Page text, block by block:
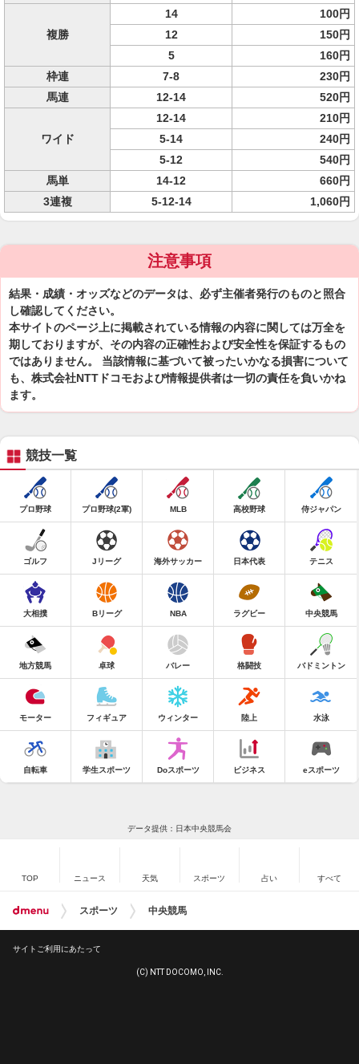
複勝
14
100円
12
150円
5
160円
枠連
7-8
230円
馬連
12-14 520円
ワイド
12-14
210円
5-14
240円
5-12
540円
馬単
14-12
660円
3連複
5-12-14 1,060円
注意事項
結果・成績・オッズなどのデータは、必ず主催者発行のものと照合
し確認してください。
本サイトのページ上に掲載されている情報の内容に関しては万全を
期しておりますが、その内容の正確性および安全性を保証するもの
ではありません。 当該情報に基づいて被ったいかなる損害について
も、株式会社NTTドコモおよび情報提供者は一切の責任を負いかね
ます。
競技一覧
プロ野球 プロ野球(2軍) MLB 高校野球 侍ジャパン
ゴルフ Jリーグ 海外サッカー 日本代表 テニス
大相撲 Bリーグ NBA ラグビー 中央競馬
地方競馬 卓球 バレー 格闘技 バドミントン
モーター フィギュア ウィンター 陸上 水泳
自転車 学生スポーツ Doスポーツ ビジネス eスポーツ
データ提供：日本中央競馬会
TOP ニュース 天気 スポーツ 占い すべて
スポーツ 中央競馬
サイトご利用にあたって
(C) NTT DOCOMO, INC.